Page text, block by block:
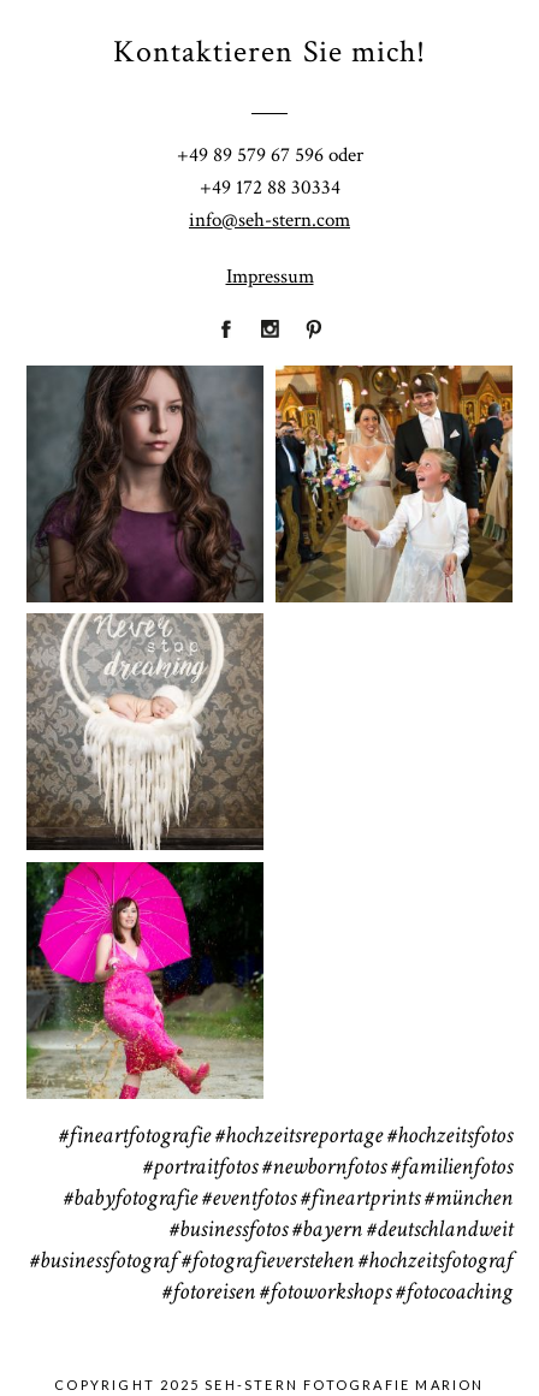
Kontaktieren Sie mich!
+49 89 579 67 596 oder
+49 172 88 30334
info@seh-stern.com
Impressum
Fineart
41
Hochzeit
183
Baby/Newborn
72
Babybauch
37
#fineartfotografie #hochzeitsreportage #hochzeitsfotos
#portraitfotos #newbornfotos #familienfotos
#babyfotografie #eventfotos #fineartprints#münchen
#businessfotos#bayern #deutschlandweit
#businessfotograf#fotografieverstehen #hochzeitsfotograf
#fotoreisen #fotoworkshops #fotocoaching
COPYRIGHT 2025 SEH-STERN FOTOGRAFIE MARION